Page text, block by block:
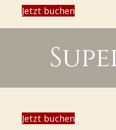
Jetzt buchen
Jetzt buchen